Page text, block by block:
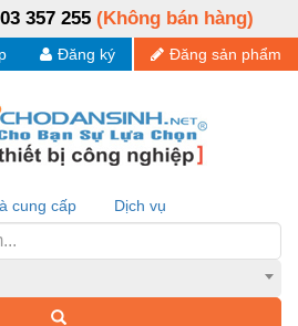
357 255 (Không bán hàng)
Đăng sản phẩm
Đăng ký
cung cấp Dịch vụ